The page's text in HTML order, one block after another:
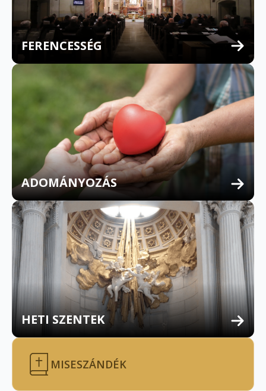
FERENCESSÉG
MULTILINGUAL CONFESSION
ADOMÁNYOZÁS
HETI SZENTEK
MISESZÁNDÉK